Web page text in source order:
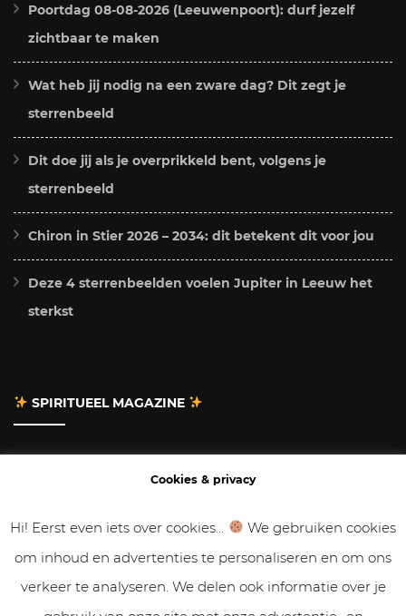
Poortdag 08-08-2026 (Leeuwenpoort): durf jezelf
zichtbaar te maken
Wat heb jij nodig na een zware dag? Dit zegt je
sterrenbeeld
Dit doe jij als je overprikkeld bent, volgens je
sterrenbeeld
Chiron in Stier 2026 – 2034: dit betekent dit voor jou
Deze 4 sterrenbeelden voelen Jupiter in Leeuw het
sterkst
SPIRITUEEL MAGAZINE
Gastbloggen
Samenwerken
Cookies & privacy
Hi! Eerst even iets over cookies...
We gebruiken cookies
om inhoud en advertenties te personaliseren en om ons
verkeer te analyseren. We delen ook informatie over je